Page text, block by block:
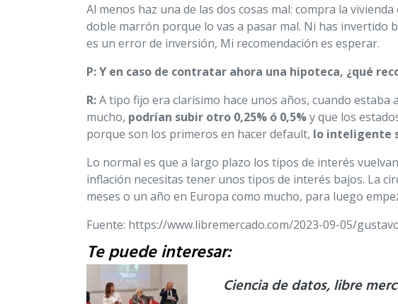
Al menos haz una de las dos cosas mal: compra la
doble marrón porque lo vas a pasar mal. Ni has invertido
es un error de inversión, Mi recomendación es esperar.
P: Y en caso de contratar ahora una hipoteca, ¿qué
R:A tipo fijo era clarísimo hace unos años, cuando estaba
mucho, podrían subir otro 0,25% ó 0,5%y que los
porque son los primeros en hacer default, lo inteligente
Lo normal es que a largo plazo los tipos de interés
inflación necesitas tener unos tipos de interés bajos. La
meses o un año en Europa como mucho, para luego
Fuente: https://www.libremercado.com/2023-09-05/
Te puede interesar:
Ciencia de datos, libre